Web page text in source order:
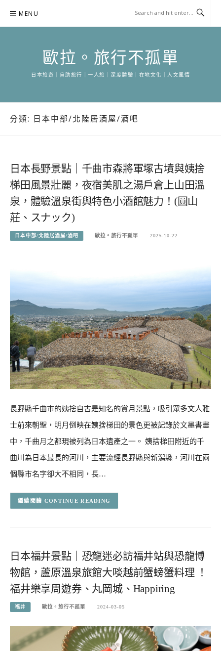
content
MENU
歐拉。旅行不孤單
日本旅遊｜自助旅行｜一人旅｜深度體驗｜在地文化｜人文風情
分類: 日本中部/北陸居酒屋/酒吧
日本長野景點｜千曲市森將軍塚古墳與姨捨
梯田風景壯麗，夜宿美肌之湯戶倉上山田溫
泉，體驗溫泉街與特色小酒館魅力！(圓山
莊、スナック)
日本中部/北陸居酒屋/酒吧 歐拉。旅行不孤單 2025-10-22
長野縣千曲市的姨捨自古是知名的賞月景點，吸引眾多文人雅
士前來朝聖，明月倒映在姨捨梯田的景色更被記錄於文墨書畫
中，千曲月之都現被列為日本遺產之一。 姨捨梯田附近的千
曲川為日本最長的河川，主要流經長野縣與新潟縣，河川在兩
個縣市名字卻大不相同，長…
CONTINUE READING
日本福井景點｜恐龍迷必訪福井站與恐龍博
物館，蘆原溫泉旅館大啖越前蟹螃蟹料理 ！
福井樂享周遊券、丸岡城、Happiring
福井 歐拉。旅行不孤單 2024-03-05